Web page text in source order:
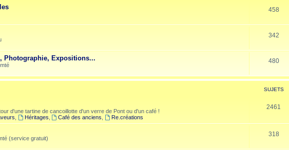
458
342
Photographie, Expositions... 480
SUJETS
d'une tartine de cancoillotte d'un verre de Pont ou d'un café !
Héritages Café des anciens Re.créations
2461
(service gratuit)
318